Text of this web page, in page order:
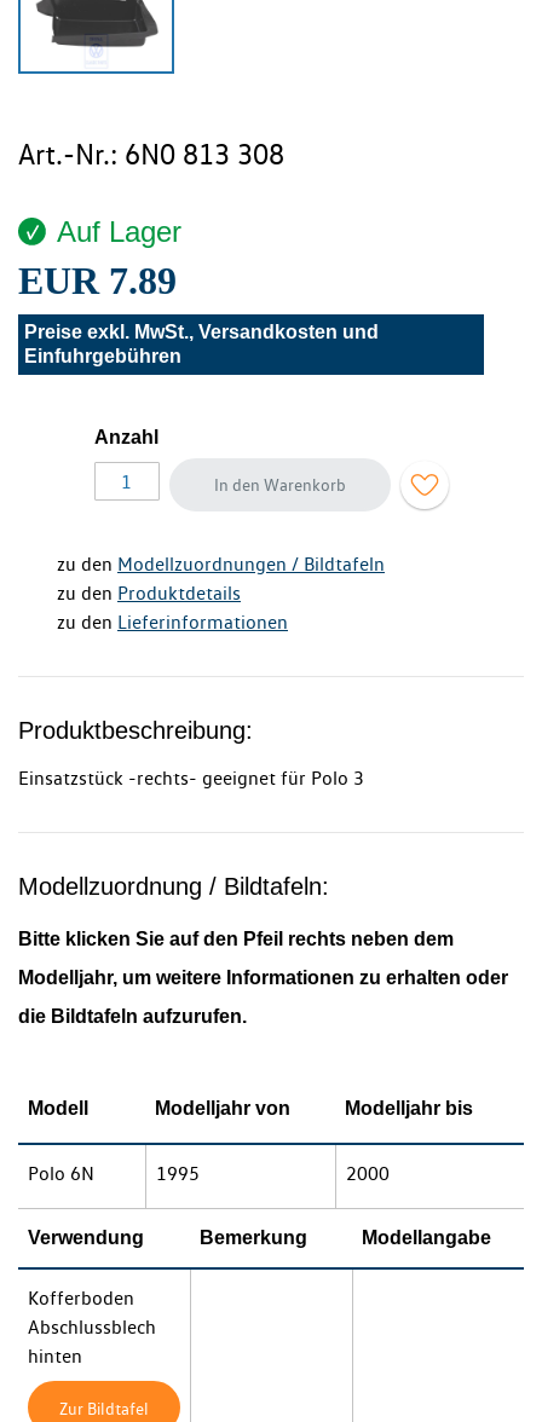
Art.-Nr.: 6N0 813 308
Auf Lager
EUR 7.89
Preise exkl. MwSt., Versandkosten und
Einfuhrgebühren
Anzahl
In den Warenkorb
zu den Modellzuordnungen / Bildtafeln
zu den Produktdetails
zu den Lieferinformationen
Produktbeschreibung:
Einsatzstück -rechts- geeignet für Polo 3
Modellzuordnung / Bildtafeln:
Bitte klicken Sie auf den Pfeil rechts neben dem
Modelljahr, um weitere Informationen zu erhalten oder
die Bildtafeln aufzurufen.
Modell Modelljahr von Modelljahr bis
Polo 6N 1995 2000
Verwendung Bemerkung Modellangabe
Kofferboden
Abschlussblech
hinten
Zur Bildtafel